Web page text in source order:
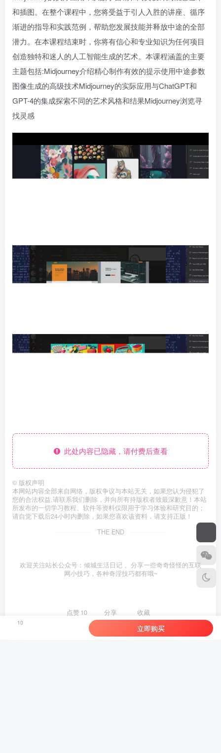
和插图。在整个课程中，您将受益于引人入胜的讲座、循序
渐进的指导和实践范例，帮助您发展技能并释放中途的全部
潜力。在本课程结束时，你将有信心和专业知识为任何项目
创造独特和迷人的人工智能生成的艺术。本课程涵盖的主要
主题包括:Midjourney介绍精心制作有效的提示使用中途参数
图像生成的高级技术Midjourney的实际应用与ChatGPT和
GPT-4的集成探索不同的艺术风格和结果Midjourney浏览寻
找灵感
此处内容已隐藏，请付费后查看
© 版权声明
本网站内容全部来自网络，版权争议与本站无关，如果您认为侵犯了
您的合法权益,请联系我们删除，并向所有持版权者致最深歉意！本站
所发布的一切学习教程、软件等资料仅限用于学习体验和研究目的；
请自觉下载后24小时内删除，如果您喜欢该资料，请支持正版！
THE END
欢迎关注站长公众号：倾城生活日记 。分享一些奇奇怪怪的互联
网小技巧，各种奇淫技巧都有哦~
点赞10 分享 收藏
10
立即购买